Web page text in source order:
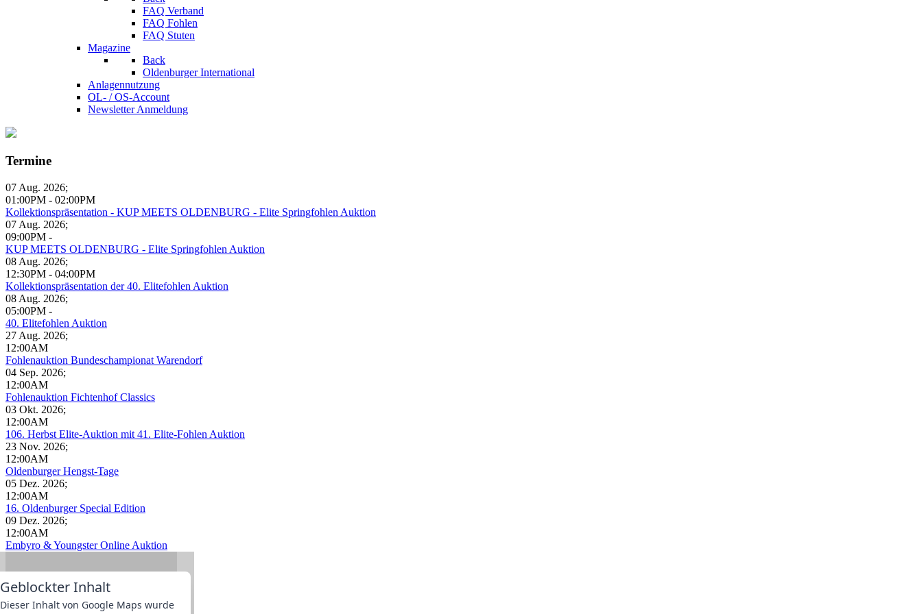
FAQ Verband
FAQ Fohlen
FAQ Stuten
Magazine
Back
Oldenburger International
Anlagennutzung
OL- / OS-Account
Newsletter Anmeldung
Termine
07 Aug. 2026;
01:00PM - 02:00PM
Kollektionspräsentation - KUP MEETS OLDENBURG - Elite Springfohlen Auktion
07 Aug. 2026;
09:00PM -
KUP MEETS OLDENBURG - Elite Springfohlen Auktion
08 Aug. 2026;
12:30PM - 04:00PM
Kollektionspräsentation der 40. Elitefohlen Auktion
08 Aug. 2026;
05:00PM -
40. Elitefohlen Auktion
27 Aug. 2026;
12:00AM
Fohlenauktion Bundeschampionat Warendorf
04 Sep. 2026;
12:00AM
Fohlenauktion Fichtenhof Classics
03 Okt. 2026;
12:00AM
106. Herbst Elite-Auktion mit 41. Elite-Fohlen Auktion
23 Nov. 2026;
12:00AM
Oldenburger Hengst-Tage
05 Dez. 2026;
12:00AM
16. Oldenburger Special Edition
09 Dez. 2026;
12:00AM
Embyro & Youngster Online Auktion